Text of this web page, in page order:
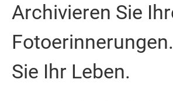
Archivieren Sie
Sie Ihr Leben.